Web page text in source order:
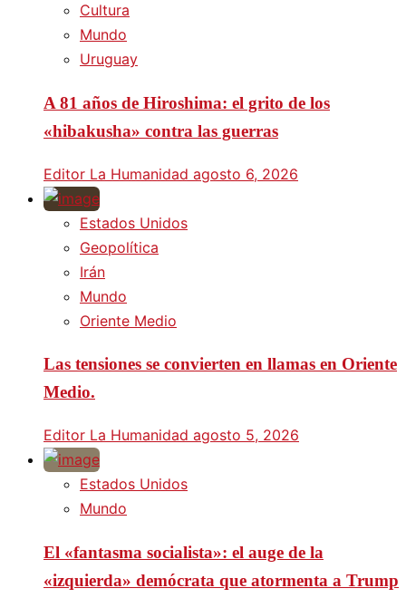
Cultura
Mundo
Uruguay
A 81 años de Hiroshima: el grito de los
«hibakusha» contra las guerras
Editor La Humanidad agosto 6, 2026
Estados Unidos
Geopolítica
Irán
Mundo
Oriente Medio
Las tensiones se convierten en llamas en Oriente
Medio.
Editor La Humanidad agosto 5, 2026
Estados Unidos
Mundo
El «fantasma socialista»: el auge de la
«izquierda» demócrata que atormenta a Trump